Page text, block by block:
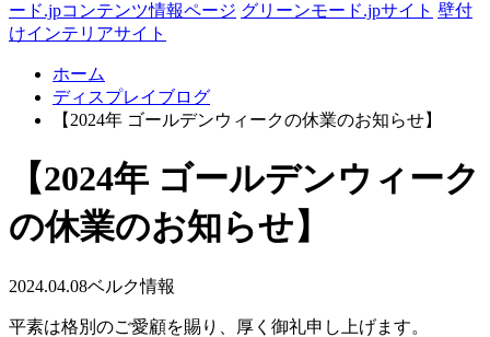
ード.jpコンテンツ情報ページ グリーンモード.jpサイト 壁付
けインテリアサイト
ホーム
ディスプレイブログ
【2024年 ゴールデンウィークの休業のお知らせ】
【2024年 ゴールデンウィーク
の休業のお知らせ】
2024.04.08ベルク情報
平素は格別のご愛顧を賜り、厚く御礼申し上げます。